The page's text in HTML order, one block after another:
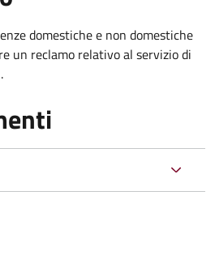
domestiche e non domestiche
un reclamo relativo al servizio di